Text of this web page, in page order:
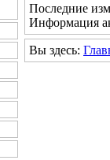
Последние
Информация
Вы здесь: